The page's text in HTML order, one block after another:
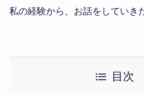
私の経験から、お話をしていき
目次